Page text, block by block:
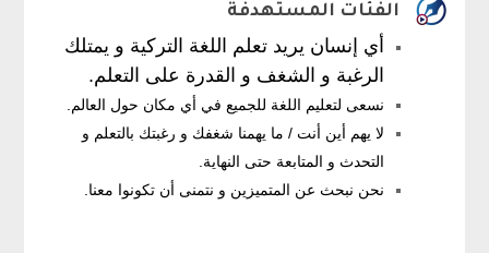
الفئات المستهدفة
أي إنسان يريد تعلم اللغة التركية و يمتلك
الرغبة و الشغف و القدرة على التعلم.
نسعى لتعليم اللغة للجميع في أي مكان حول العالم.
لا يهم أين أنت / ما يهمنا شغفك و رغبتك بالتعلم و
التحدث و المتابعة حتى النهاية.
نحن نبحث عن المتميزين و نتمنى أن تكونوا معنا.